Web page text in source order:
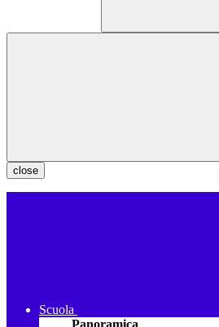
close
Scuola